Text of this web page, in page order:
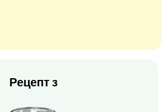
Рецепт з